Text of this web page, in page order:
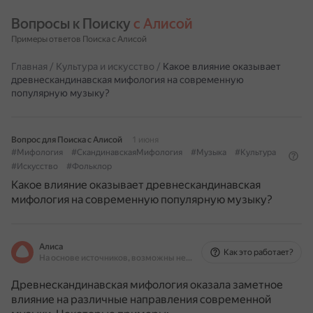
Вопросы к Поиску с Алисой
Примеры ответов Поиска с Алисой
Главная / Культура и искусство / Какое влияние оказывает
древнескандинавская мифология на современную
популярную музыку?
Вопрос для Поиска с Алисой
1 июня
#Мифология
#СкандинавскаяМифология #Музыка
#Культура
#Искусство
#Фольклор
Какое влияние оказывает древнескандинавская
мифология на современную популярную музыку?
Алиса
На основе источников, возможны неточности
Как это работает?
Древнескандинавская мифология оказала заметное
влияние на различные направления современной